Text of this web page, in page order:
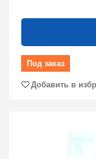
Под заказ
Добавить в